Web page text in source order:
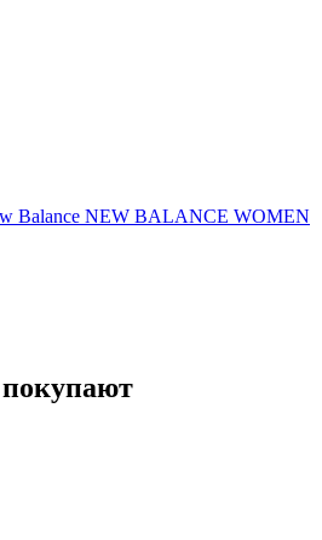
Balance NEW BALANCE WOMEN